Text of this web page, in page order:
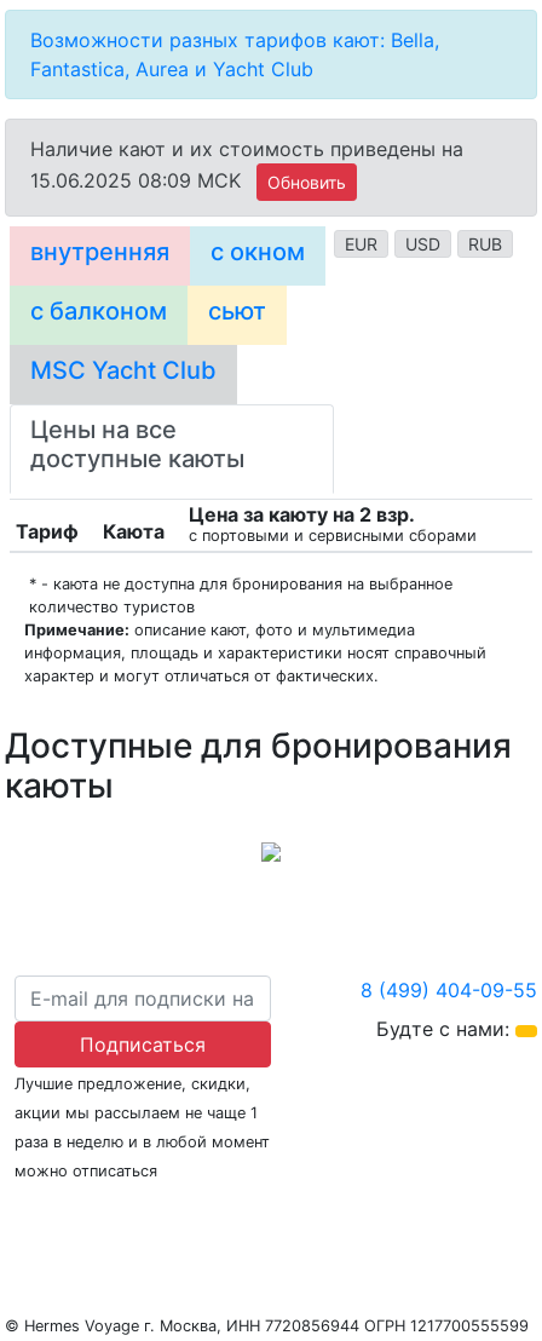
Возможности разных тарифов кают: Bella,
Fantastica, Aurea и Yacht Club
Наличие кают и их стоимость приведены на
15.06.2025 08:09 MCK
Обновить
EUR USD RUB
внутренняя с окном
с балконом сьют
MSC Yacht Club
Цены на все
доступные каюты
Тариф Каюта
Цена за каюту на 2 взр.
с портовыми и сервисными сборами
* - каюта не доступна для бронирования на выбранное
количество туристов
Примечание: описание кают, фото и мультимедиа
информация, площадь и характеристики носят справочный
характер и могут отличаться от фактических.
Доступные для бронирования
каюты
© Hermes Voyage г. Москва, ИНН 7720856944 ОГРН 1217700555599
Подписаться
Лучшие предложение, скидки,
акции мы рассылаем не чаще 1
раза в неделю и в любой момент
можно отписаться
8 (499) 404-09-55
Будте с нами: